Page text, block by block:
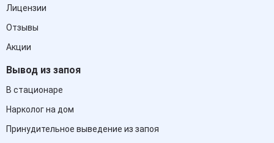
Лицензии
Отзывы
Акции
Вывод из запоя
В стационаре
Нарколог на дом
Принудительное выведение из запоя